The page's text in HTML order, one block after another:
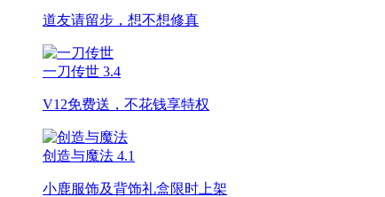
道友请留步，想不想修真
一刀传世 3.4
V12免费送，不花钱享特权
创造与魔法 4.1
小鹿服饰及背饰礼盒限时上架